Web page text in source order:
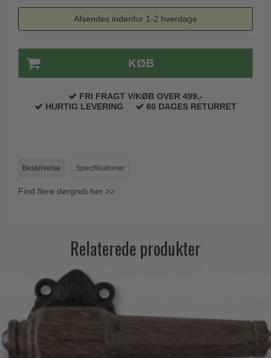
Afsendes indenfor 1-2 hverdage
KØB
FRI FRAGT V/KØB OVER 499,-
HURTIG LEVERING
60 DAGES RETURRET
Beskrivelse Specifikationer
Find flere dørgreb her >>
Relaterede produkter